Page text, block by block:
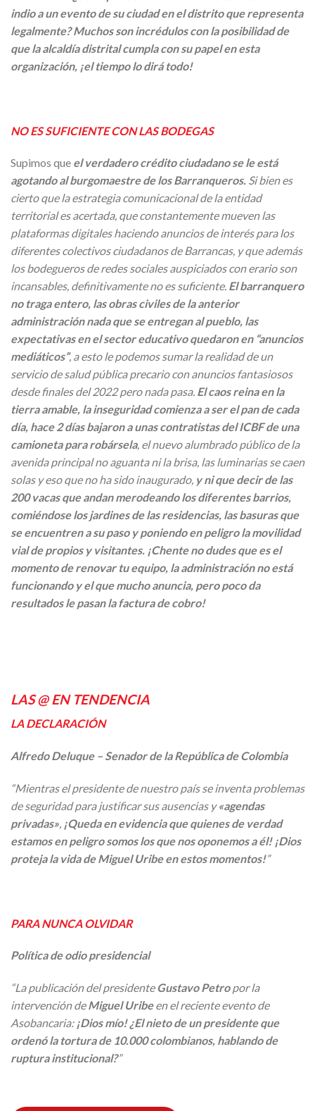
indio a un evento de su ciudad en el distrito que representa
legalmente? Muchos son incrédulos con la posibilidad de
que la alcaldía distrital cumpla con su papel en esta
organización, ¡el tiempo lo dirá todo!
NO ES SUFICIENTE CON LAS BODEGAS
Supimos que el verdadero crédito ciudadano se le está
agotando al burgomaestre de los Barranqueros. Si bien es
cierto que la estrategia comunicacional de la entidad
territorial es acertada, que constantemente mueven las
plataformas digitales haciendo anuncios de interés para los
diferentes colectivos ciudadanos de Barrancas, y que además
los bodegueros de redes sociales auspiciados con erario son
incansables, definitivamente no es suficiente. El barranquero
no traga entero, las obras civiles de la anterior
administración nada que se entregan al pueblo, las
expectativas en el sector educativo quedaron en “anuncios
mediáticos”, a esto le podemos sumar la realidad de un
servicio de salud pública precario con anuncios fantasiosos
desde finales del 2022 pero nada pasa. El caos reina en la
tierra amable, la inseguridad comienza a ser el pan de cada
día, hace 2 días bajaron a unas contratistas del ICBF de una
camioneta para robársela, el nuevo alumbrado público de la
avenida principal no aguanta ni la brisa, las luminarias se caen
solas y eso que no ha sido inaugurado, y ni que decir de las
200 vacas que andan merodeando los diferentes barrios,
comiéndose los jardines de las residencias, las basuras que
se encuentren a su paso y poniendo en peligro la movilidad
vial de propios y visitantes. ¡Chente no dudes que es el
momento de renovar tu equipo, la administración no está
funcionando y el que mucho anuncia, pero poco da
resultados le pasan la factura de cobro!
LAS @ EN TENDENCIA
LA DECLARACIÓN
Alfredo Deluque – Senador de la República de Colombia
“Mientras el presidente de nuestro país se inventa problemas
de seguridad para justificar sus ausencias y«agendas
privadas», ¡Queda en evidencia que quienes de verdad
estamos en peligro somos los que nos oponemos a él! ¡Dios
proteja la vida de Miguel Uribe en estos momentos!”
PARA NUNCA OLVIDAR
Política de odio presidencial
“La publicación del presidenteGustavo Petropor la
intervención deMiguel Uribeen el reciente evento de
Asobancaria: ¡Dios mío! ¿El nieto de un presidente que
ordenó la tortura de 10.000 colombianos, hablando de
ruptura institucional?”